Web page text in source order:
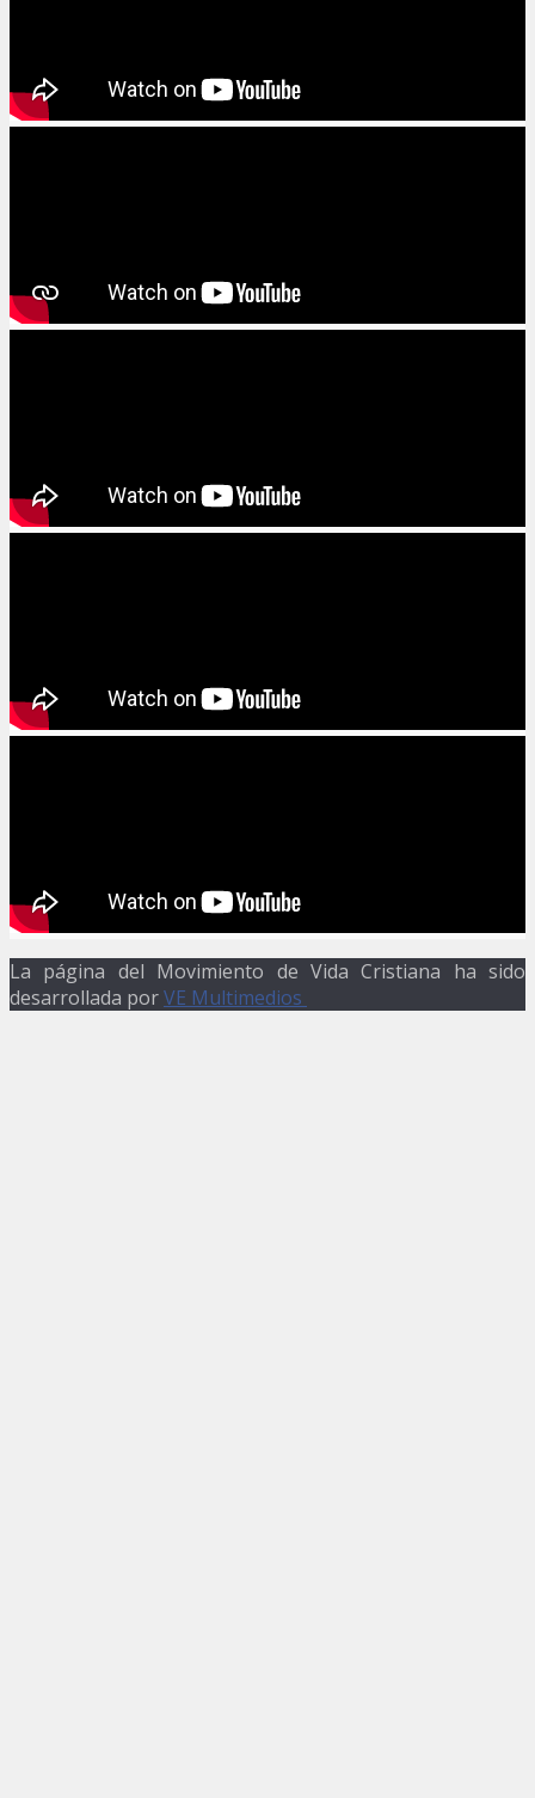
La página del Movimiento de Vida Cristiana ha sido
desarrollada porVE Multimedios